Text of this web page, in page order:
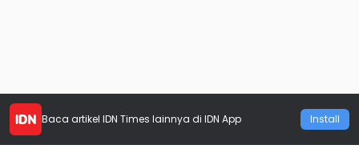
Baca artikel IDN Times lainnya di IDN App Install